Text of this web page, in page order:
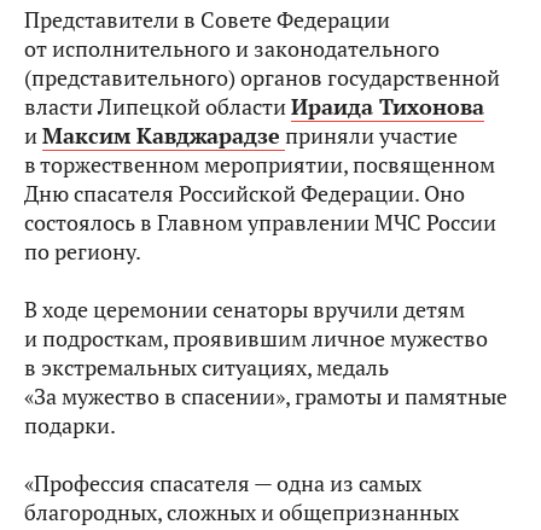
Представители в Совете Федерации
от исполнительного и законодательного
(представительного) органов государственной
власти Липецкой областиИраида Тихонова
иМаксим Кавджарадзе приняли участие
в торжественном мероприятии, посвященном
Дню спасателя Российской Федерации. Оно
состоялось в Главном управлении МЧС России
по региону.
В ходе церемонии сенаторы вручили детям
и подросткам, проявившим личное мужество
в экстремальных ситуациях, медаль
«За мужество в спасении», грамоты и памятные
подарки.
«Профессия спасателя — одна из самых
благородных, сложных и общепризнанных